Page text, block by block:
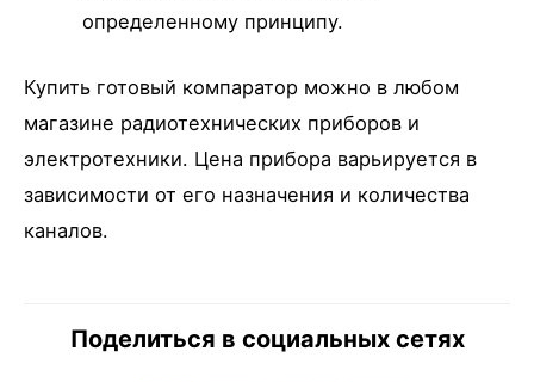
определенному принципу.
Купить готовый компаратор можно в любом
магазине радиотехнических приборов и
электротехники. Цена прибора варьируется в
зависимости от его назначения и количества
каналов.
Поделиться в социальных сетях